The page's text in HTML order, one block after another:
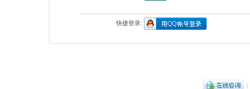
快捷登录:
|